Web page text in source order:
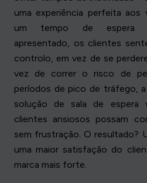
uma experiência perfeita
um tempo de espera
apresentado, os clientes
controlo, em vez de se
vez de correr o risco de
períodos de pico de tráfego,
solução de sala de espera
clientes ansiosos possam
sem frustração. O resultado?
uma maior satisfação do
marca mais forte.